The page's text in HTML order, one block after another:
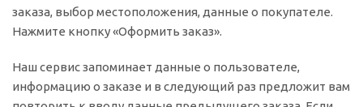
заказа, выбор местоположения, данные о покупателе.
Нажмите кнопку «Оформить заказ».
Наш сервис запоминает данные о пользователе,
информацию о заказе и в следующий раз предложит вам